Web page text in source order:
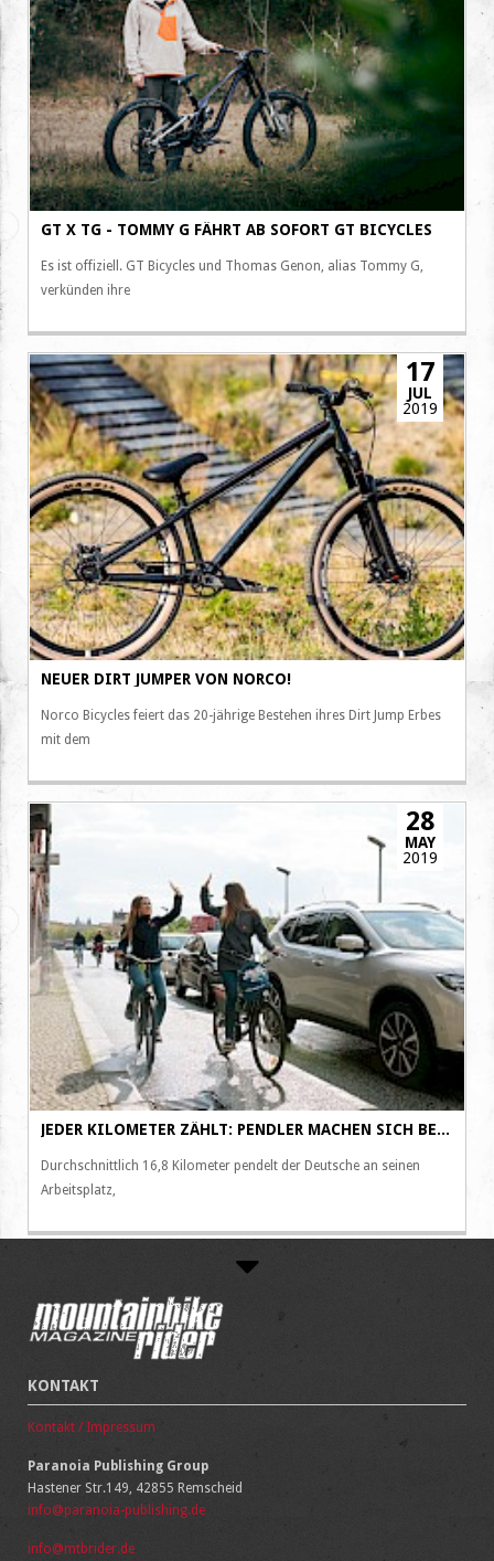
GT X TG - TOMMY G FÄHRT AB SOFORT GT BICYCLES
Es ist offiziell. GT Bicycles und Thomas Genon, alias Tommy G,
verkünden ihre
NEUER DIRT JUMPER VON NORCO!
Norco Bicycles feiert das 20-jährige Bestehen ihres Dirt Jump Erbes
mit dem
17
JUL
2019
JEDER KILOMETER ZÄHLT: PENDLER MACHEN SICH BEI DER RED BULL KILOMETERZÄHLER CHALLENGE FIT AUF DEM ARBEITSWEG
Durchschnittlich 16,8 Kilometer pendelt der Deutsche an seinen
Arbeitsplatz,
28
MAY
2019
KONTAKT
Kontakt / Impressum
Paranoia Publishing Group
Hastener Str.149, 42855 Remscheid
info@paranoia-publishing.de
info@mtbrider.de